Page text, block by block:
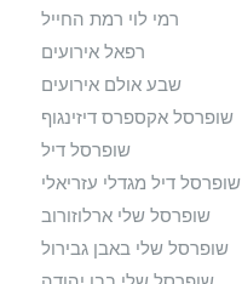
רמי לוי רמת החייל
רפאל אירועים
שבע אולם אירועים
שופרסל אקספרס דיזינגוף
שופרסל דיל
שופרסל דיל מגדלי עזריאלי
שופרסל שלי ארלוזורוב
שופרסל שלי באבן גבירול